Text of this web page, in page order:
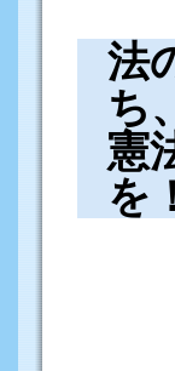
法
ち、
憲
を！